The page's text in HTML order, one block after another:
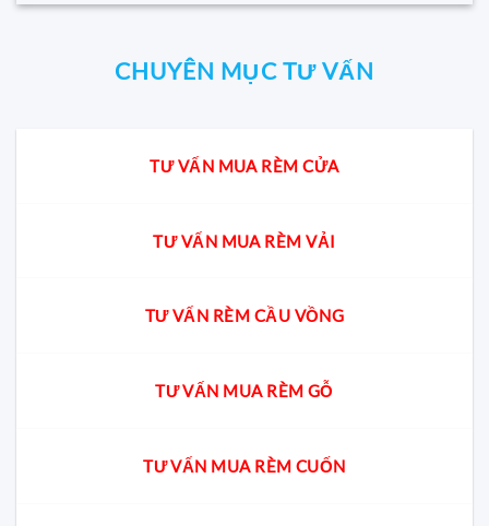
CHUYÊN MỤC TƯ VẤN
TƯ VẤN MUA RÈM CỬA
TƯ VẤN MUA RÈM VẢI
TƯ VẤN RÈM CẦU VỒNG
TƯ VẤN MUA RÈM GỖ
TƯ VẤN MUA RÈM CUỐN